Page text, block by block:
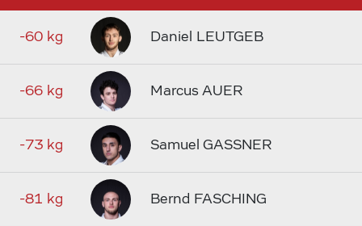
-60 kg Daniel LEUTGEB
-66 kg Marcus AUER
-73 kg Samuel GASSNER
-81 kg Bernd FASCHING